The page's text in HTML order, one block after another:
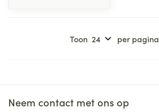
Toon per pagina
Neem contact met ons op